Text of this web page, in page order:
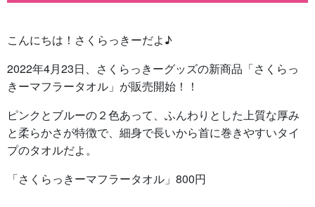
こんにちは！さくらっきーだよ♪
2022年4月23日、さくらっきーグッズの新商品「さくらっ
きーマフラータオル」が販売開始！！
ピンクとブルーの２色あって、ふんわりとした上質な厚み
と柔らかさが特徴で、細身で長いから首に巻きやすいタイ
プのタオルだよ。
「さくらっきーマフラータオル」800円